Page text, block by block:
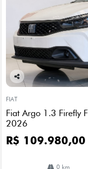
Co
arti
lhe
FIAT
Fiat Argo 1.3 Firefly
2026
R$ 109.980,00
0 km